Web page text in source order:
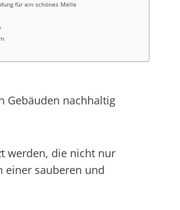
für ein schönes Melle
Gebäuden nachhaltig
werden, die nicht nur
einer sauberen und